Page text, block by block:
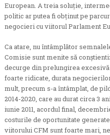
European. A treia soluție,
politic ar putea fi obținut pe
negocieri cu viitorul Parlament
Ca atare, nu întâmplător
Comisie sunt menite să
decurge din prelungirea
foarte ridicate, durata
mult, precum s-a întâmplat, de
2014-2020, care au durat circa 3
iunie 2011, acordul final,
costurile de oportunitate
viitorului CFM sunt foarte mari,